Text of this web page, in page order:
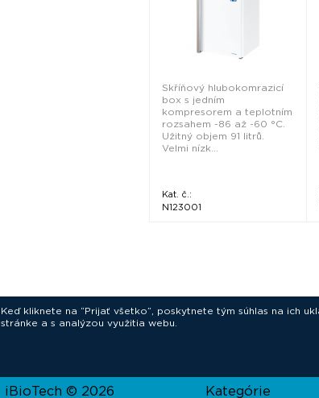
Skříňový hlubokomrazicí
box s jedním
kompresorem a teplotním
rozsahem -86 až -60 °C.
Užitný objem 91 litrů.
Velmi nízk...
Kat. č.:
N123001
Keď kliknete na “Prijať všetko”, poskytnete tým súhlas na ich
stránke a s analýzou využitia webu.
iBioTech © 2026 Kategórie